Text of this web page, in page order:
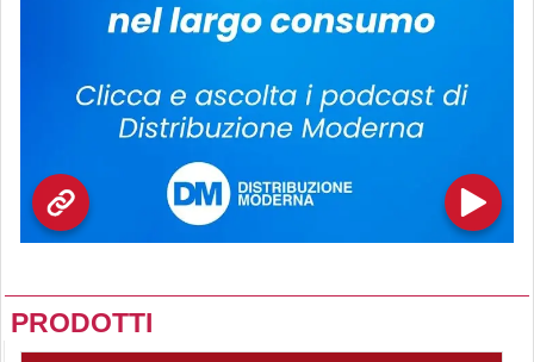
PRODOTTI